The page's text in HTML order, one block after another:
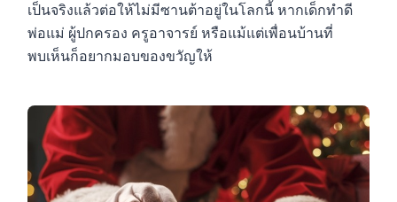
เป็นจริงแล้วต่อให้ไม่มีซานต้าอยู่ในโลกนี้ หากเด็กทำดี
พ่อแม่ ผู้ปกครอง ครูอาจารย์ หรือแม้แต่เพื่อนบ้านที่
พบเห็นก็อยากมอบของขวัญให้